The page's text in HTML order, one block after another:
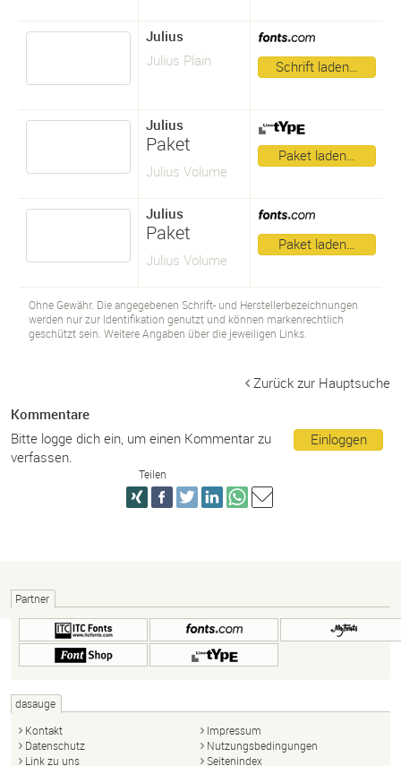
Julius
Julius Plain
Schrift laden…
Julius
Paket
Julius Volume
Paket laden…
Julius
Paket
Julius Volume
Paket laden…
Ohne Gewähr. Die angegebenen Schrift- und Herstellerbezeichnungen
werden nur zur Identifikation genutzt und können markenrechtlich
geschützt sein. Weitere Angaben über die jeweiligen Links.
Zurück zur Hauptsuche
Kommentare
Einloggen
Bitte logge dich ein, um einen Kommentar zu
verfassen.
Teilen
Partner
dasauge
Kontakt
Impressum
Datenschutz
Nutzungsbedingungen
Link zu uns
Seitenindex